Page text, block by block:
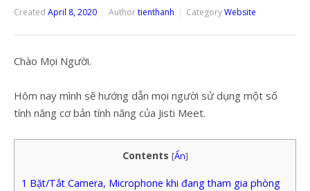
Created April 8, 2020 Authortienthanh CategoryWebsite
Chào Mọi Người.
Hôm nay mình sẽ hướng dẫn mọi người sử dụng một số
tính năng cơ bản tính năng của Jisti Meet.
Contents [Ẩn]
1 Bặt/Tắt Camera, Microphone khi đang tham gia phòng